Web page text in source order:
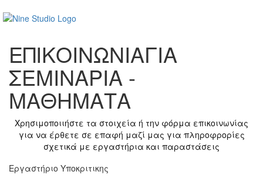
ΕΠΙΚΟΙΝΩΝΙΑΓΙΑ
ΣΕΜΙΝΑΡΙΑ -
ΜΑΘΗΜΑΤΑ
Χρησιμοποιιήστε τα στοιχεία ή την φόρμα επικοινωνίας
για να έρθετε σε επαφή μαζί μας για πληροφρορίες
σχετικά με εργαστήρια και παραστάσεις
Εργαστήριο Υποκριτικης